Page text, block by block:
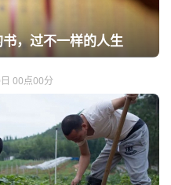
，过不一样的人生
00点00分